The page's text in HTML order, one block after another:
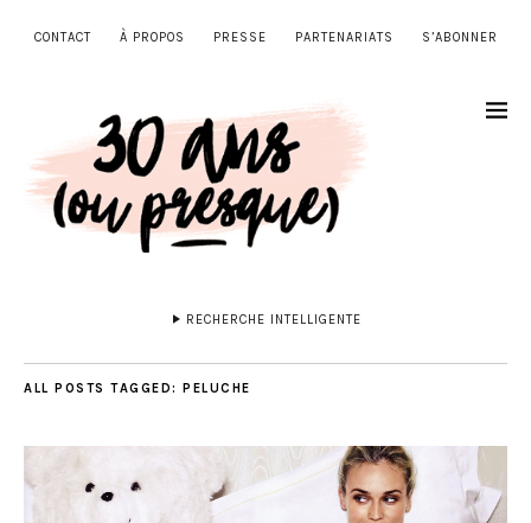
CONTACT À PROPOS PRESSE PARTENARIATS S’ABONNER
RECHERCHE INTELLIGENTE
ALL POSTS TAGGED: PELUCHE